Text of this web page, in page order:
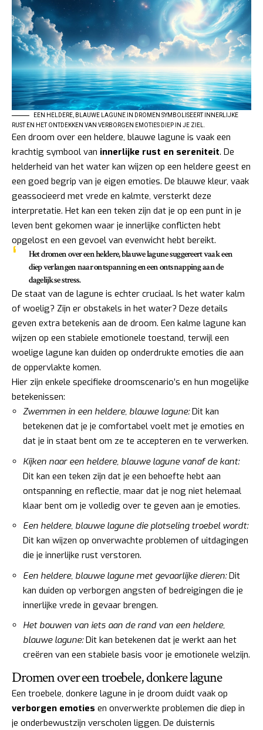
EEN HELDERE, BLAUWE LAGUNE IN DROMEN SYMBOLISEERT INNERLIJKE
RUST EN HET ONTDEKKEN VAN VERBORGEN EMOTIES DIEP IN JE ZIEL.
Een droom over een heldere, blauwe lagune is vaak een
krachtig symbool van innerlijke rust en sereniteit. De
helderheid van het water kan wijzen op een heldere geest en
een goed begrip van je eigen emoties. De blauwe kleur, vaak
geassocieerd met vrede en kalmte, versterkt deze
interpretatie. Het kan een teken zijn dat je op een punt in je
leven bent gekomen waar je innerlijke conflicten hebt
opgelost en een gevoel van evenwicht hebt bereikt.
Het dromen over een heldere, blauwe lagune suggereert vaak een
diep verlangen naar ontspanning en een ontsnapping aan de
dagelijkse stress.
De staat van de lagune is echter cruciaal. Is het water kalm
of woelig? Zijn er obstakels in het water? Deze details
geven extra betekenis aan de droom. Een kalme lagune kan
wijzen op een stabiele emotionele toestand, terwijl een
woelige lagune kan duiden op onderdrukte emoties die aan
de oppervlakte komen.
Hier zijn enkele specifieke droomscenario’s en hun mogelijke
betekenissen:
Zwemmen in een heldere, blauwe lagune:Dit kan
betekenen dat je je comfortabel voelt met je emoties en
dat je in staat bent om ze te accepteren en te verwerken.
Kijken naar een heldere, blauwe lagune vanaf de kant:
Dit kan een teken zijn dat je een behoefte hebt aan
ontspanning en reflectie, maar dat je nog niet helemaal
klaar bent om je volledig over te geven aan je emoties.
Een heldere, blauwe lagune die plotseling troebel wordt:
Dit kan wijzen op onverwachte problemen of uitdagingen
die je innerlijke rust verstoren.
Een heldere, blauwe lagune met gevaarlijke dieren:Dit
kan duiden op verborgen angsten of bedreigingen die je
innerlijke vrede in gevaar brengen.
Het bouwen van iets aan de rand van een heldere,
blauwe lagune:Dit kan betekenen dat je werkt aan het
creëren van een stabiele basis voor je emotionele welzijn.
Dromen over een troebele, donkere lagune
Een troebele, donkere lagune in je droom duidt vaak op
verborgen emoties en onverwerkte problemen die diep in
je onderbewustzijn verscholen liggen. De duisternis